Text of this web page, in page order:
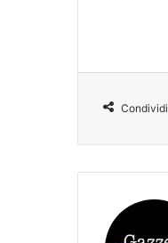
Condividi